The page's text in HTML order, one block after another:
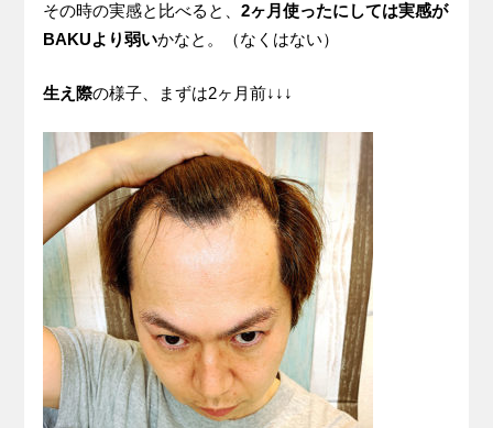
その時の実感と比べると、 2ヶ月使ったにしては実感が
BAKUより弱いかなと。（なくはない）
生え際の様子、まずは2ヶ月前↓↓↓